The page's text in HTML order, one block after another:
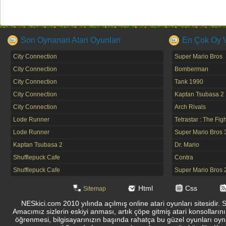
Son Oynanan Atari Oyunları
City Connection
City Connection
City Connection
City Connection
City Connection
Lode Runner
Lode Runner
Kaptan Tsubasa 2
Shufflepuck Cafe
Shufflepuck Cafe
En Çok Oy
Super Mario Bros
Bomberman
Tank 1990
Kaptan Tsubasa 2
Arch Rivals
Tetrastar : The
Super Mario Bros
Dr. Mario
Contra
Super Mario Bros
Sitemap Html
Css
NESkici.com 2010 yılında açılmış online atari oyunları
Amacımız sizlerin eskiyi anması, artık çöpe gitmiş atari
öğrenmesi, bilgisayarınızın başında rahatça bu güzel oyunları